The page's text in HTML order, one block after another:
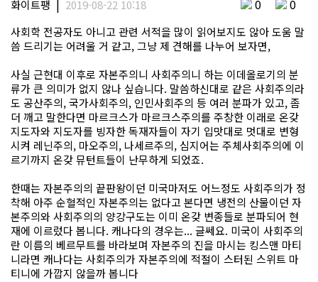
화이트팽 | 2019-08-22 10:18 0 0
사회학 전공자도 아니고 관련 서적을 많이 읽어보지도 않아 도움 말
씀 드리기는 어려울 거 같고, 그냥 제 견해를 나누어 보자면,
사실 근현대 이후로 자본주의니 사회주의니 하는 이데올로기의 분
류가 큰 의미가 없지 않나 싶습니다. 말씀하신대로 같은 사회주의라
도 공산주의, 국가사회주의, 인민사회주의 등 여러 분파가 있고, 좀
더 깨고 말한다면 마르크스가 마르크스주의를 주창한 이래로 온갖
지도자와 지도자를 빙자한 독재자들이 자기 입맛대로 멋대로 변형
시켜 레닌주의, 마오주의, 나세르주의, 심지어는 주체사회주의에 이
르기까지 온갖 뮤턴트들이 난무하게 되었죠.
한때는 자본주의의 끝판왕이던 미국마저도 어느정도 사회주의가 정
착해 아주 순혈적인 자본주의는 없다고 본다면 냉전의 산물이던 자
본주의와 사회주의의 양강구도는 이미 온갖 변종들로 분파되어 현
재에 이르렀다 봅니다. 캐나다의 경우는... 글쎄요. 미국이 사회주의
란 이름의 베르무트를 바라보며 자본주의 진을 마시는 킹스맨 마티
니라면 캐나다는 사회주의가 자본주의에 적절이 스터된 스위트 마
티니에 가깝지 않을까 봅니다